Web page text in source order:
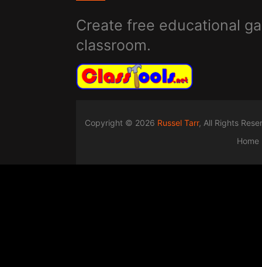
Create free educational
classroom.
Copyright © 2026 Russel Tarr, All Rights
Home